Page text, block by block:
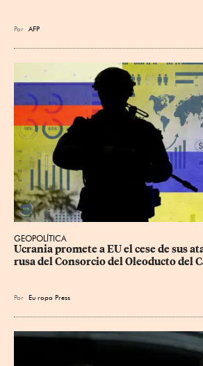
Por AFP
GEOPOLÍTICA
Ucrania promete a EU el cese de sus
rusa del Consorcio del Oleoducto del
Por Eu ropa Press